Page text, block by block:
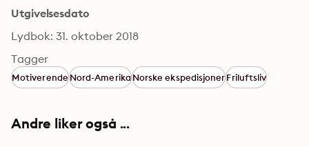
Utgivelsesdato
Lydbok: 31. oktober 2018
Tagger
MotiverendeNord-AmerikaNorske ekspedisjonerFriluftsliv
Andre liker også ...